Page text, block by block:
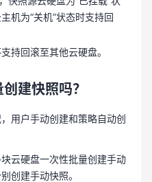
机为“关机”状态时支持回
持回滚至其他云硬盘。
建快照吗？
用户手动创建和策略自动创
云硬盘一次性批量创建手动
创建手动快照。